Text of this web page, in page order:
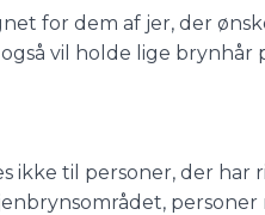
for dem af jer, der
vil holde lige brynhår
ikke til personer, der